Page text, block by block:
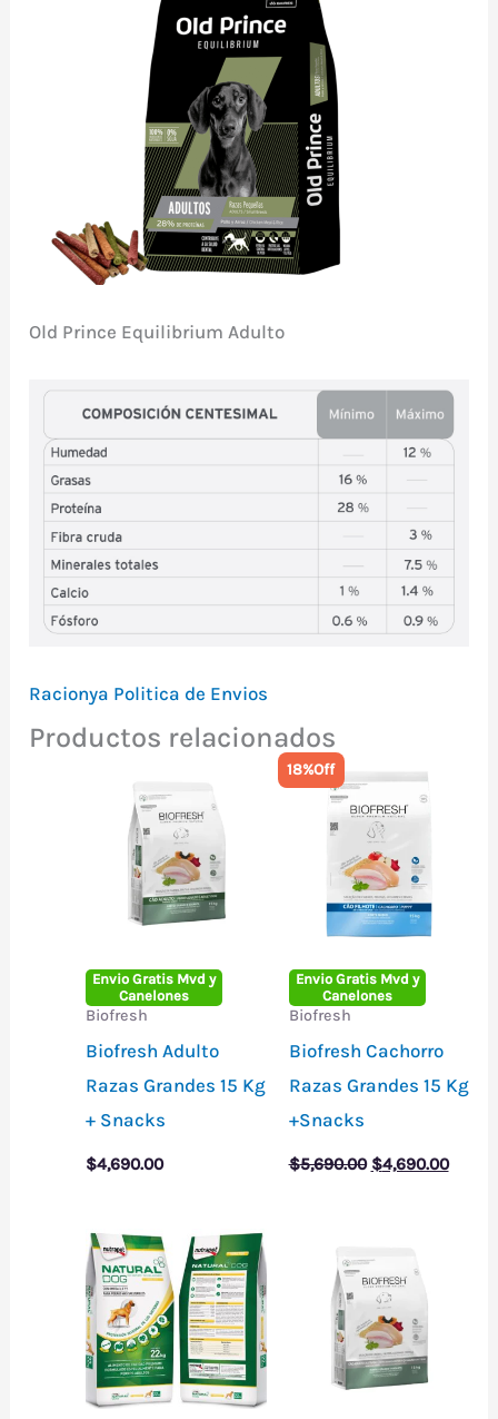
Old Prince Equilibrium Adulto
Racionya Politica de Envios
Productos relacionados
Envio Gratis Mvd y
Canelones
Biofresh
Biofresh Adulto
Razas Grandes 15 Kg
+ Snacks
$4,690.00
Envio Gratis Mvd y
Canelones
18%Off
Biofresh
Biofresh Cachorro
Razas Grandes 15 Kg
+Snacks
$5,690.00 El
precio
$4,690.00El
precio